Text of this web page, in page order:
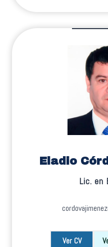
Eladio
Lic. en
Ver CV